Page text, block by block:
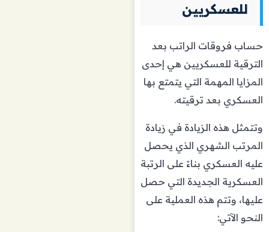
للعسكريين
حساب فروقات الراتب بعد
الترقية للعسكريين هي إحدى
المزايا المهمة التي يتمتع بها
العسكري بعد ترقيته.
وتتمثل هذه الزيادة في زيادة
المرتب الشهري الذي يحصل
عليه العسكري بناءً على الرتبة
العسكرية الجديدة التي حصل
عليها، وتتم هذه العملية على
النحو الآتي: